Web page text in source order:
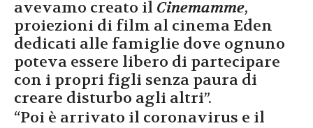
avevamo creato il Cinemamme,
proiezioni di film al cinema Eden
dedicati alle famiglie dove ognuno
poteva essere libero di partecipare
con i propri figli senza paura di
creare disturbo agli altri”.
“Poi è arrivato il coronavirus e il